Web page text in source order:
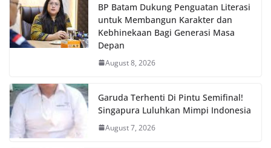
BP Batam Dukung Penguatan Literasi
untuk Membangun Karakter dan
Kebhinekaan Bagi Generasi Masa
Depan
August 8, 2026
Garuda Terhenti Di Pintu Semifinal!
Singapura Luluhkan Mimpi Indonesia
August 7, 2026